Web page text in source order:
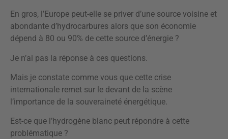
En gros, l’Europe peut-elle se priver d’une source voisine et
abondante d’hydrocarbures alors que son économie
dépend à 80 ou 90% de cette source d’énergie ?
Je n’ai pas la réponse à ces questions.
Mais je constate comme vous que cette crise
internationale remet sur le devant de la scène
l’importance de la souveraineté énergétique.
Est-ce que l’hydrogène blanc peut répondre à cette
problématique ?